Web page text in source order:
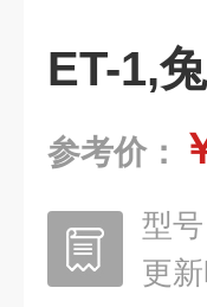
ET-1,
参考价：
型号
更新